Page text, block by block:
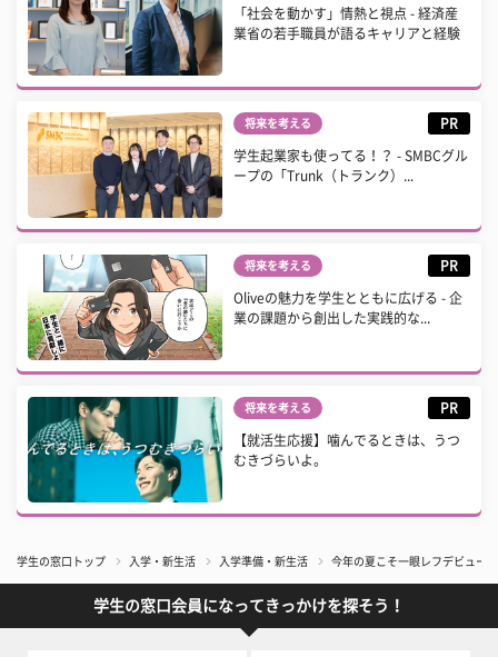
「社会を動かす」情熱と視点 - 経済産
業省の若手職員が語るキャリアと経験
将来を考える PR
学生起業家も使ってる！？ - SMBCグル
ープの「Trunk（トランク）...
将来を考える PR
Oliveの魅力を学生とともに広げる - 企
業の課題から創出した実践的な...
将来を考える PR
【就活生応援】噛んでるときは、うつ
むきづらいよ。
学生の窓口トップ 入学・新生活 入学準備・新生活 今年の夏こそ一眼レフデビュー
学生の窓口会員になってきっかけを探そう！